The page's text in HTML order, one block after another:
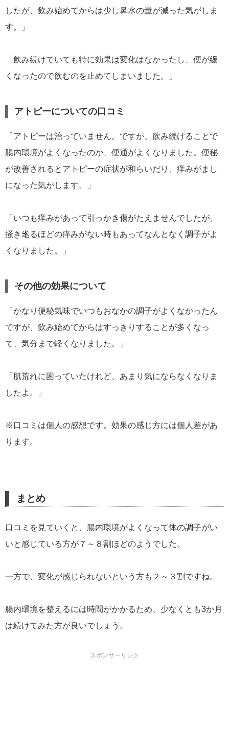
したが、飲み始めてからは少し鼻水の量が減った気がしま
す。」
「飲み続けていても特に効果は変化はなかったし、便が緩
くなったので飲むのを止めてしまいました。」
アトピーについての口コミ
「アトピーは治っていません。ですが、飲み続けることで
腸内環境がよくなったのか、便通がよくなりました。便秘
が改善されるとアトピーの症状が和らいだり、痒みがまし
になった気がします。」
「いつも痒みがあって引っかき傷がたえませんでしたが、
掻き毟るほどの痒みがない時もあってなんとなく調子がよ
くなりました。」
その他の効果について
「かなり便秘気味でいつもおなかの調子がよくなかったん
ですが、飲み始めてからはすっきりすることが多くなっ
て、気分まで軽くなりました。」
「肌荒れに困っていたけれど、あまり気にならなくなりま
したよ。」
※口コミは個人の感想です。効果の感じ方には個人差があ
ります。
まとめ
口コミを見ていくと、腸内環境がよくなって体の調子がい
いと感じている方が７～８割ほどのようでした。
一方で、変化が感じられないという方も２～３割ですね。
腸内環境を整えるには時間がかかるため、少なくとも3か月
は続けてみた方が良いでしょう。
スポンサーリンク